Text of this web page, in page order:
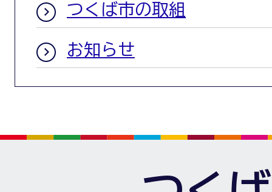
つくば市の取組
お知らせ